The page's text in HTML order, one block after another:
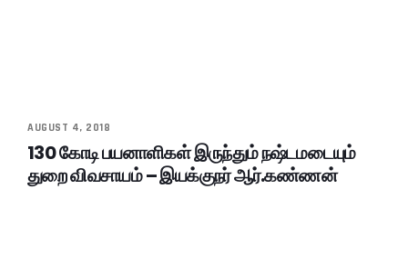
AUGUST 4, 2018
130 கோடி பயனாளிகள் இருந்தும் நஷ்டமடையும்
துறை விவசாயம் – இயக்குநர் ஆர்.கண்ணன்